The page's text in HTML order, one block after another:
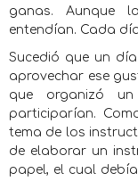
ganas. Aunque
entendían. Cada
Sucedió que un
aprovechar ese
que organizó
participarían.
tema de los
de elaborar un
papel, el cual